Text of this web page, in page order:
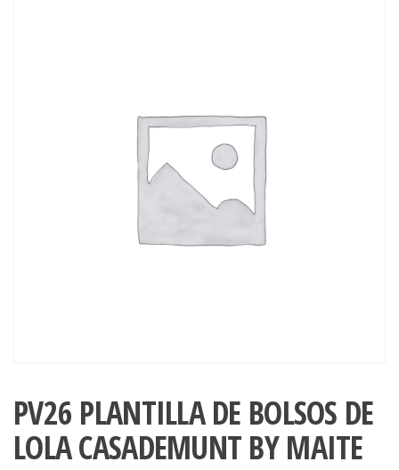
PV26 PLANTILLA DE BOLSOS DE
LOLA CASADEMUNT BY MAITE